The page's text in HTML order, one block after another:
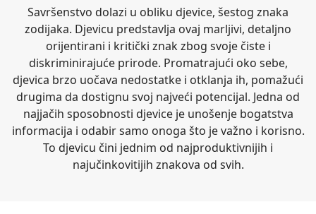
Savršenstvo dolazi u obliku djevice, šestog znaka
zodijaka. Djevicu predstavlja ovaj marljivi, detaljno
orijentirani i kritički znak zbog svoje čiste i
diskriminirajuće prirode. Promatrajući oko sebe,
djevica brzo uočava nedostatke i otklanja ih, pomažući
drugima da dostignu svoj najveći potencijal. Jedna od
najjačih sposobnosti djevice je unošenje bogatstva
informacija i odabir samo onoga što je važno i korisno.
To djevicu čini jednim od najproduktivnijih i
najučinkovitijih znakova od svih.